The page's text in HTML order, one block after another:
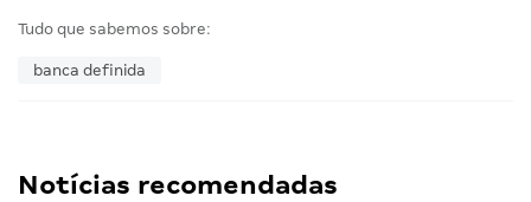
Tudo que sabemos sobre:
banca definida
Notícias recomendadas